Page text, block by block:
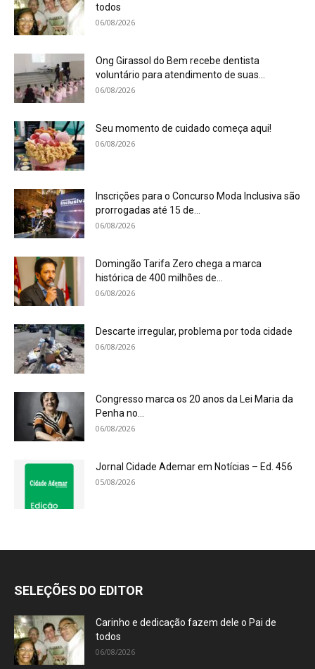
todos
06/08/2026
Ong Girassol do Bem recebe dentista
voluntário para atendimento de suas...
06/08/2026
Seu momento de cuidado começa aqui!
06/08/2026
Inscrições para o Concurso Moda Inclusiva são
prorrogadas até 15 de...
06/08/2026
Domingão Tarifa Zero chega a marca
histórica de 400 milhões de...
06/08/2026
Descarte irregular, problema por toda cidade
06/08/2026
Congresso marca os 20 anos da Lei Maria da
Penha no...
06/08/2026
Jornal Cidade Ademar em Notícias – Ed. 456
05/08/2026
SELEÇÕES DO EDITOR
Carinho e dedicação fazem dele o Pai de
todos
06/08/2026